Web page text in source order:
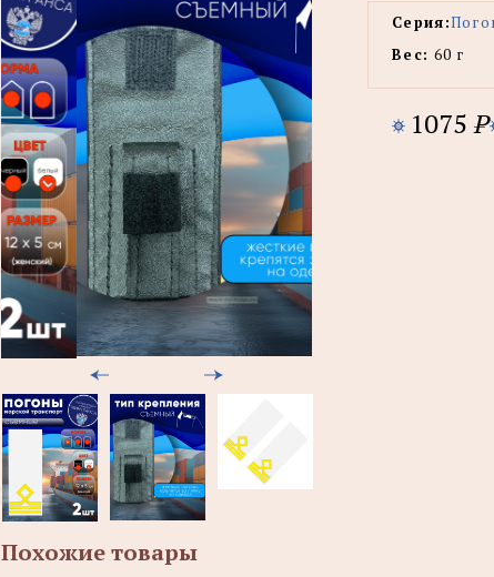
Серия:
Вес: 60 г
1075 P
Похожие товары